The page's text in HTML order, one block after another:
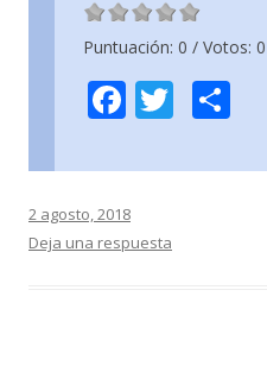
Puntuación: 0 / Votos: 0
F
ac
e
b
o
T
w
itt m
2 agosto, 2018
Deja una respuesta